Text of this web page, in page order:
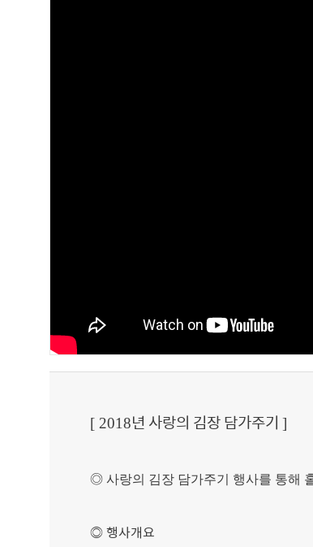
[ 2018년 사랑의 김장 담가주기 ]
◎ 사랑의 김장 담가주기 행사를 통해
◎행사개요